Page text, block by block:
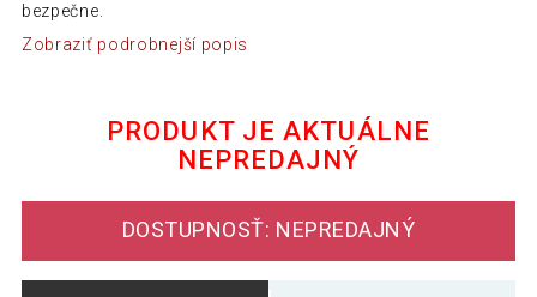
bezpečne.
Zobraziť podrobnejší popis
PRODUKT JE AKTUÁLNE
NEPREDAJNÝ
DOSTUPNOSŤ: NEPREDAJNÝ